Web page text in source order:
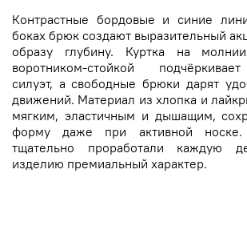
Контрастные бордовые и синие
боках брюк создают выразительный
образу глубину. Куртка на
воротником-стойкой
силуэт, а свободные брюки дарят
движений. Материал из хлопка и
мягким, эластичным и дышащим,
форму даже при активной
тщательно проработали каждую
изделию премиальный характер.